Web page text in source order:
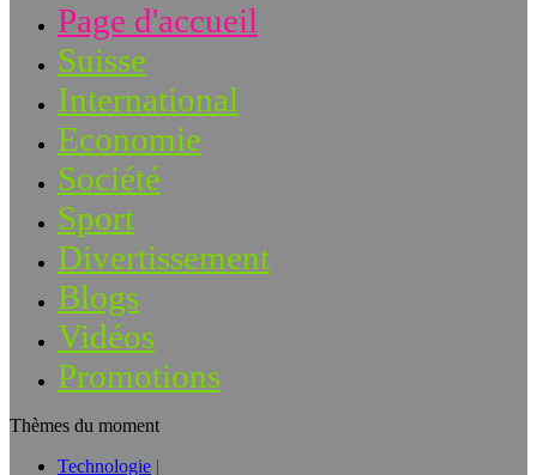
Page d'accueil
Suisse
International
Economie
Société
Sport
Divertissement
Blogs
Vidéos
Promotions
Thèmes du moment
Technologie